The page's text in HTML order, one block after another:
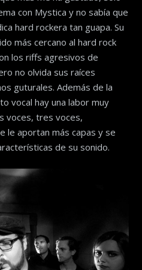
con Mystica y no sabía que
hard rockera tan guapa. Su
más cercano al hard rock
los riffs agresivos de
no olvida sus raíces
guturales. Además de la
vocal hay una labor muy
voces, tres voces,
le aportan más capas y se
de su sonido.